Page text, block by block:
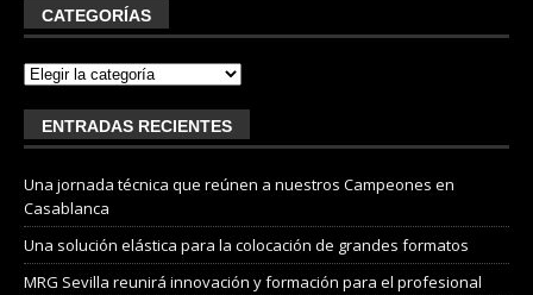
CATEGORÍAS
ENTRADAS RECIENTES
Una jornada técnica que reúnen a nuestros Campeones en
Casablanca
Una solución elástica para la colocación de grandes formatos
MRG Sevilla reunirá innovación y formación para el profesional